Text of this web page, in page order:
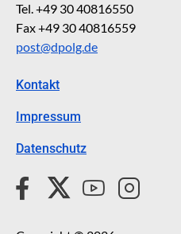
Tel. +49 30 40816550
Fax +49 30 40816559
post@dpolg.de
Kontakt
Impressum
Datenschutz